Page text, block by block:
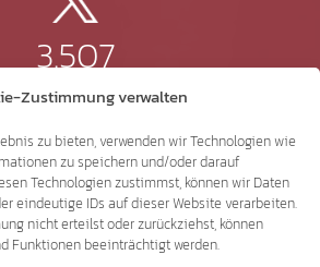
Zustimmung verwalten
zu bieten, verwenden wir Technologien wie
zu speichern und/oder darauf
Technologien zustimmst, können wir Daten
eindeutige IDs auf dieser Website verarbeiten.
nicht erteilst oder zurückziehst, können
Funktionen beeinträchtigt werden.
3.507
3.401